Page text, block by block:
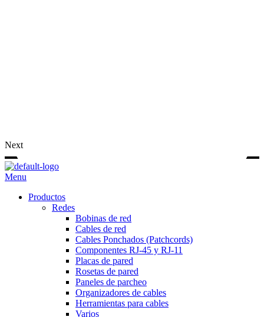
Next
Menu
Productos
Redes
Bobinas de red
Cables de red
Cables Ponchados (Patchcords)
Componentes RJ-45 y RJ-11
Placas de pared
Rosetas de pared
Paneles de parcheo
Organizadores de cables
Herramientas para cables
Varios